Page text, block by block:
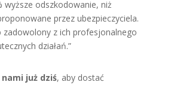
wyższe odszkodowanie, niż
przez ubezpieczyciela.
zadowolony z ich profesjonalnego
działań.”
już dziś, aby dostać